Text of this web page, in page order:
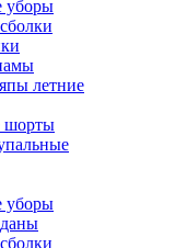
уборы
летние
шорты
уборы